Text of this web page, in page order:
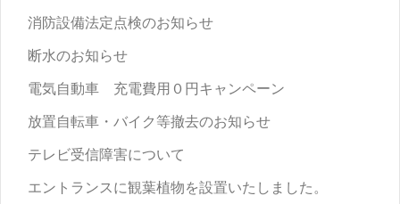
消防設備法定点検のお知らせ
断水のお知らせ
電気自動車 充電費用０円キャンペーン
放置自転車・バイク等撤去のお知らせ
テレビ受信障害について
エントランスに観葉植物を設置いたしました。